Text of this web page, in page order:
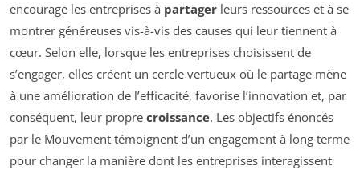
encourage les entreprises à partager leurs ressources et à se
montrer généreuses vis-à-vis des causes qui leur tiennent à
cœur. Selon elle, lorsque les entreprises choisissent de
s’engager, elles créent un cercle vertueux où le partage mène
à une amélioration de l’efficacité, favorise l’innovation et, par
conséquent, leur propre croissance. Les objectifs énoncés
par le Mouvement témoignent d’un engagement à long terme
pour changer la manière dont les entreprises interagissent